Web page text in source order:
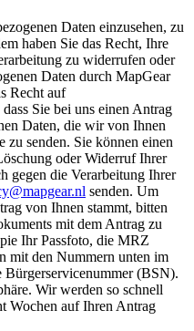
Daten einzusehen, zu
haben Sie das Recht, Ihre
zu widerrufen oder
Daten durch MapGear
Recht auf
Sie bei uns einen Antrag
Daten, die wir von Ihnen
zu senden. Sie können einen
oder Widerruf Ihrer
gegen die Verarbeitung Ihrer
senden. Um
von Ihnen stammt, bitten
mit dem Antrag zu
Ihr Passfoto, die MRZ
mit den Nummern unten im
Bürgerservicenummer (BSN).
Wir werden so schnell
Wochen auf Ihren Antrag